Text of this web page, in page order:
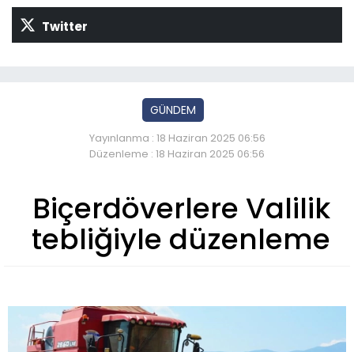
Twitter
GÜNDEM
Yayınlanma : 18 Haziran 2025 06:56
Düzenleme : 18 Haziran 2025 06:56
Biçerdöverlere Valilik
tebliğiyle düzenleme